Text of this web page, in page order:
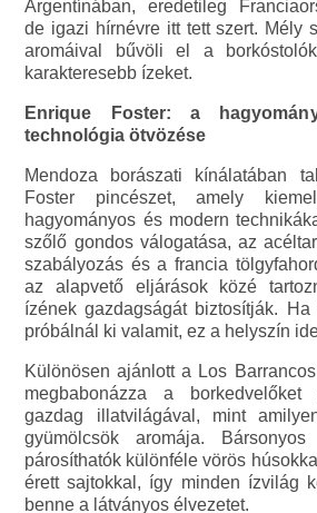
Argentínában, eredetileg
de igazi hírnévre itt tett szert. Mély
aromáival bűvöli el a
karakteresebb ízeket.
Enrique Foster: a
technológia ötvözése
Mendoza borászati kínálatában
Foster pincészet, amely
hagyományos és modern
szőlő gondos válogatása, az
szabályozás és a francia
az alapvető eljárások közé
ízének gazdagságát biztosítják. Ha
próbálnál ki valamit, ez a helyszín
Különösen ajánlott a Los
megbabonázza a
gazdag illatvilágával, mint
gyümölcsök aromája.
párosíthatók különféle vörös
érett sajtokkal, így minden ízvilág
benne a látványos élvezetet.